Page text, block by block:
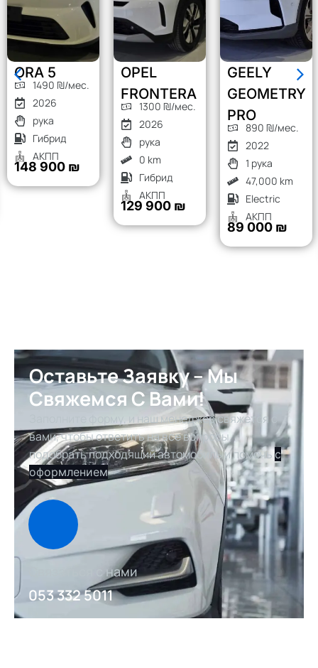
ORA 5
1490 ₪/мес.
2026
рука
Гибрид
АКПП
148 900 ₪
OPEL
FRONTERA
1300 ₪/мес.
2026
рука
0 km
Гибрид
АКПП
129 900 ₪
GEELY
GEOMETRY
PRO
890 ₪/мес.
2022
1 рука
47,000 km
Electric
АКПП
89 000 ₪
Оставьте Заявку – Мы
Свяжемся С Вами!
Заполните форму, и наш менеджер свяжется с
вами, чтобы ответить на все вопросы,
подобрать подходящий автомобиль и помочьс
оформлением
Связаться с нами
053 332 5011